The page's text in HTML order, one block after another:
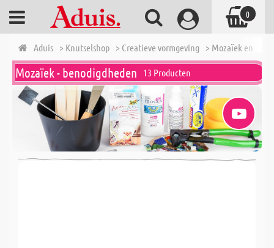
Aduis > Knutselshop > Creatieve vormgeving > Mozaïek en
Mozaïek - benodigdheden 13 Producten
0